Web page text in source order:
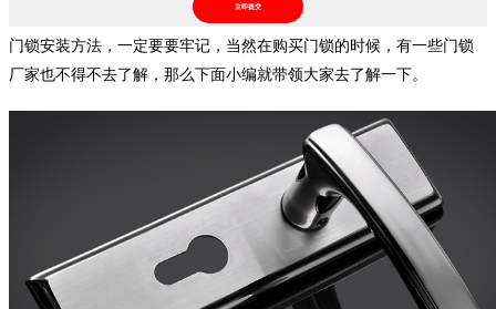
立即提交
门锁安装方法，一定要要牢记，当然在购买门锁的时候，有一些门锁
厂家也不得不去了解，那么下面小编就带领大家去了解一下。